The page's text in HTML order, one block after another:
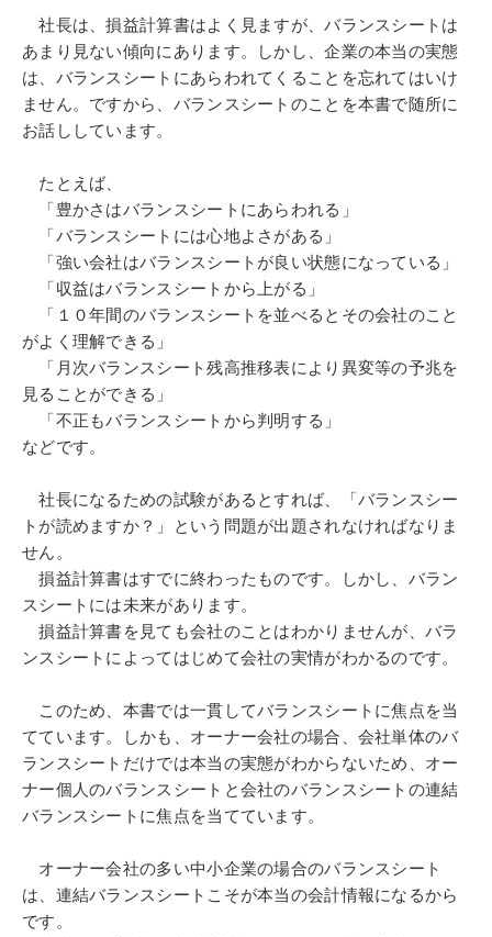
社長は、損益計算書はよく見ますが、バランスシートは
あまり見ない傾向にあります。しかし、企業の本当の実態
は、バランスシートにあらわれてくることを忘れてはいけ
ません。ですから、バランスシートのことを本書で随所に
お話ししています。
たとえば、
「豊かさはバランスシートにあらわれる」
「バランスシートには心地よさがある」
「強い会社はバランスシートが良い状態になっている」
「収益はバランスシートから上がる」
「１０年間のバランスシートを並べるとその会社のこと
がよく理解できる」
「月次バランスシート残高推移表により異変等の予兆を
見ることができる」
「不正もバランスシートから判明する」
などです。
社長になるための試験があるとすれば、「バランスシー
トが読めますか？」という問題が出題されなければなりま
せん。
損益計算書はすでに終わったものです。しかし、バラン
スシートには未来があります。
損益計算書を見ても会社のことはわかりませんが、バラ
ンスシートによってはじめて会社の実情がわかるのです。
このため、本書では一貫してバランスシートに焦点を当
てています。しかも、オーナー会社の場合、会社単体のバ
ランスシートだけでは本当の実態がわからないため、オー
ナー個人のバランスシートと会社のバランスシートの連結
バランスシートに焦点を当てています。
オーナー会社の多い中小企業の場合のバランスシート
は、連結バランスシートこそが本当の会計情報になるから
です。